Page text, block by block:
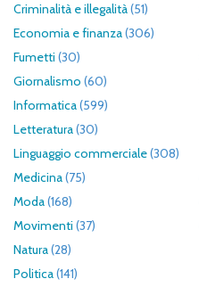
Criminalità e illegalità(51)
Economia e finanza(306)
Fumetti (30)
Giornalismo (60)
Informatica(599)
Letteratura(30)
Linguaggio commerciale(308)
Medicina(75)
Moda(168)
Movimenti (37)
Natura(28)
Politica(141)